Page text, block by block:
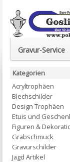
Euro-Pokale &
Gravur-Service
Kategorien
Acryltrophäen
Blechschilder
Design Trophäen
Etuis und
Figuren &
Grabschmuck
Gravurschilder
Jagd Artikel